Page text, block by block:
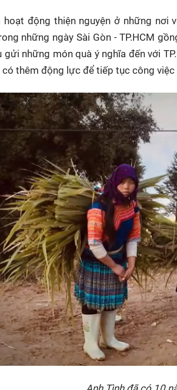
động thiện nguyện ở những nơi
những ngày Sài Gòn - TP.HCM
gửi những món quà ý nghĩa đến với
có thêm động lực để tiếp tục công việc